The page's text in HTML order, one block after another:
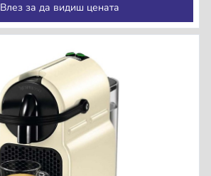
Влез за да видиш цената